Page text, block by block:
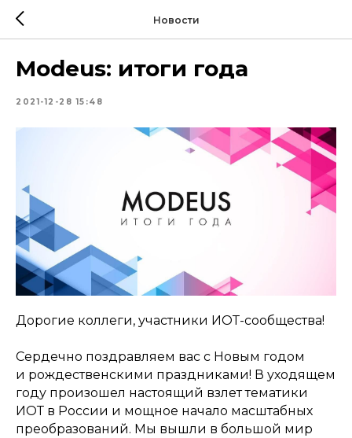
Новости
Modeus: итоги года
2021-12-28 15:48
Дорогие коллеги, участники ИОТ-сообщества!
Сердечно поздравляем вас с Новым годом
и рождественскими праздниками! В уходящем
году произошел настоящий взлет тематики
ИОТ в России и мощное начало масштабных
преобразований. Мы вышли в большой мир